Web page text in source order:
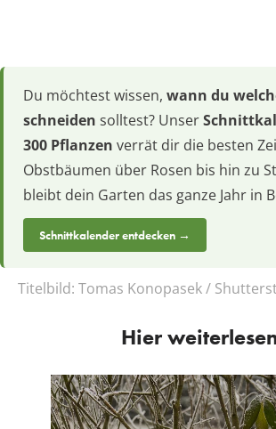
Du möchtest wissen, wann du
schneiden solltest? Unser
300 Pflanzen verrät dir die besten
Obstbäumen über Rosen bis hin zu
bleibt dein Garten das ganze Jahr in
Schnittkalender entdecken →
Titelbild: Tomas Konopasek /
Hier